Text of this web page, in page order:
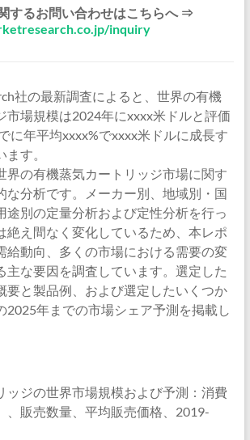
するお問い合わせはこちらへ ⇒
inquiry
社の最新調査によると、世界の有機
市場規模は2024年にxxxx米ドルと評価
に年平均xxxx%でxxxx米ドルに成長す
す。
界の有機蒸気カートリッジ市場に関す
な分析です。メーカー別、地域別・国
途別の定量分析および定性分析を行っ
絶え間なく変化しているため、本レポ
給動向、多くの市場における需要の変
主な要因を調査しています。選定した
要と製品例、および選定したいくつか
2025年までの市場シェア予測を掲載し
ッジの世界市場規模および予測：消費
、販売数量、平均販売価格、2019-